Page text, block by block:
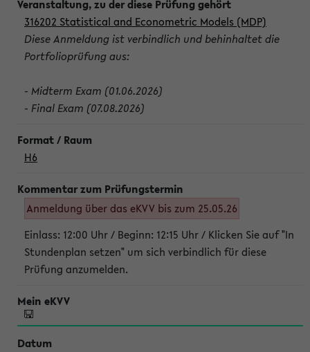
316202 Statistical and Econometric Models (MDP)
Diese Anmeldung ist verbindlich und behinhaltet die
Portfolioprüfung aus:
- Midterm Exam (01.06.2026)
- Final Exam (07.08.2026)
H6
Anmeldung über das eKVV bis zum 25.05.26
Einlass: 12:00 Uhr / Beginn: 12:15 Uhr / Klicken Sie auf "In
Stundenplan setzen" um sich verbindlich für diese
Prüfung anzumelden.